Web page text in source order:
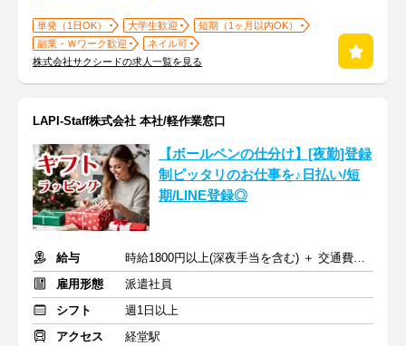
単発（1日OK） 大学生歓迎
短期（1ヶ月以内OK）
副業・Ｗワーク歓迎
ネイル可
株式会社サクシードの求人一覧を見る
LAPI-Staff株式会社 本社/軽作業窓口
【ボールペンの仕分け】[夜勤]登録
制ピッタリのお仕事を♪日払い/短
期/LINE登録◎
給与
時給1800円以上(深夜手当を含む) ＋ 交通費全額支給
雇用形態
派遣社員
シフト
週1日以上
アクセス
経堂駅